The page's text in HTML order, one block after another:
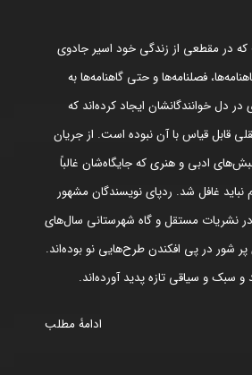
در مقطعی از زندگی خود اسیر جادوی
فصلنامه‌ها و حتی گاهنامه‌ها به
دل خوانندگانشان ایجاد کرده‌اند که
قابل قیاس با آن نبوده است. از جریان
ادبی و هنری که جایگاه‌شان غالباً
غافل شد. ردپای نویسندگان مشهور
نشریات مستقل و گاه شهرستانی سال‌های
پر شور در پی افکندن طرح‌هایی نو بوده‌اند.
سبک و سیاقی تازه پدید آورده‌اند.
ادامۀ مطلب